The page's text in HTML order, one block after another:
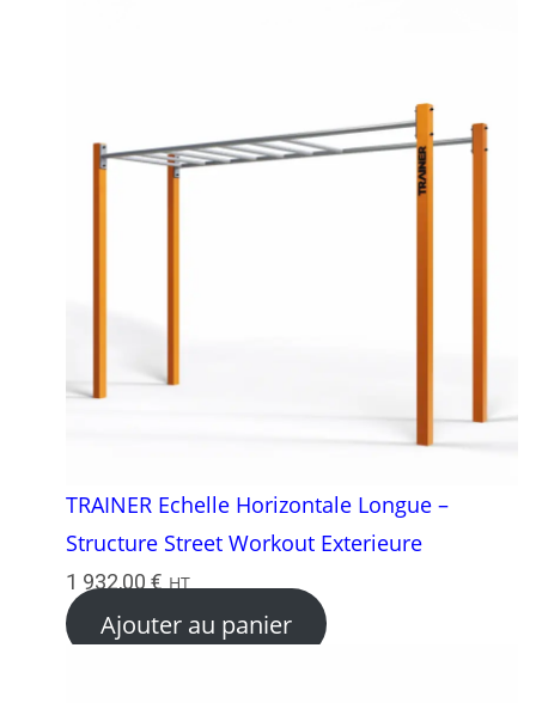
TRAINER Echelle Horizontale Longue –
Structure Street Workout Exterieure
1 932,00€ HT
Ajouter au panier